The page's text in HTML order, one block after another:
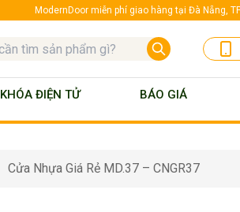
ModernDoor miễn phí giao hàng tại Đà Nẵng,
KHÓA ĐIỆN TỬ BÁO GIÁ
Cửa Nhựa Giá Rẻ MD.37 – CNGR37